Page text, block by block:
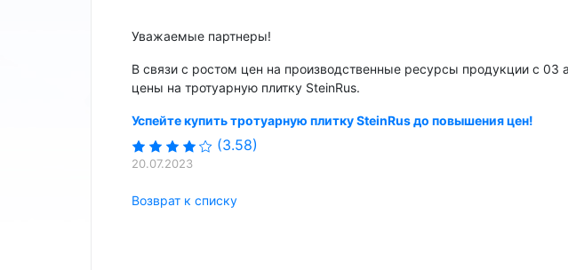
Уважаемые партнеры!
В связи с ростом цен на производственные ресурсы продукции с 03
цены на тротуарную плитку SteinRus.
Успейте купить тротуарную плитку SteinRus до повышения цен!
(3.58)
20.07.2023
Возврат к списку